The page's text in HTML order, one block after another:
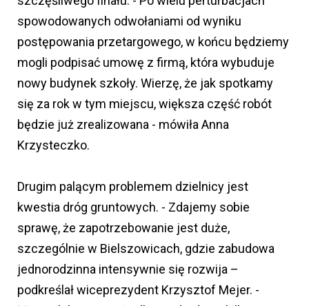
spowodowanych odwołaniami od wyniku
postępowania przetargowego, w końcu będziemy
mogli podpisać umowę z firmą, która wybuduje
nowy budynek szkoły. Wierzę, że jak spotkamy
się za rok w tym miejscu, większa część robót
będzie już zrealizowana - mówiła Anna
Krzysteczko.
Drugim palącym problemem dzielnicy jest
kwestia dróg gruntowych. - Zdajemy sobie
sprawę, że zapotrzebowanie jest duże,
szczególnie w Bielszowicach, gdzie zabudowa
jednorodzinna intensywnie się rozwija –
podkreślał wiceprezydent Krzysztof Mejer. -